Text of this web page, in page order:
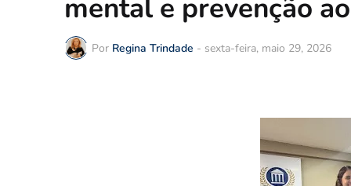
mental e prevenção
Por Regina Trindade - sexta-feira, maio 29, 2026